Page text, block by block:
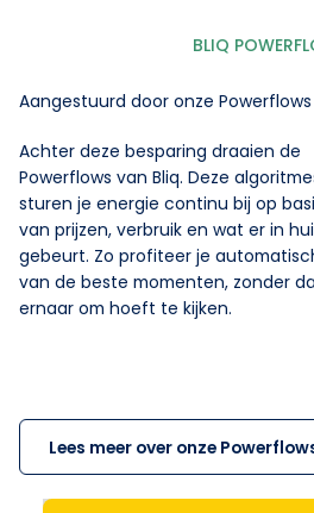
BLIQ
Aangestuurd door onze Powerflows
Achter deze besparing draaien de
Powerflows van Bliq. Deze
sturen je energie continu bij op
van prijzen, verbruik en wat er in
gebeurt. Zo profiteer je
van de beste momenten, zonder
ernaar om hoeft te kijken.
Lees meer over onze